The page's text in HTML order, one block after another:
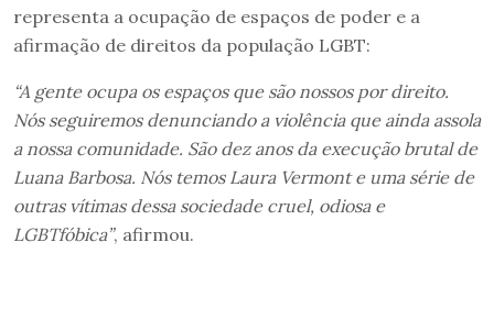
representa a ocupação de espaços de poder e a
afirmação de direitos da população LGBT:
“A gente ocupa os espaços que são nossos por direito.
Nós seguiremos denunciando a violência que ainda assola
a nossa comunidade. São dez anos da execução brutal de
Luana Barbosa. Nós temos Laura Vermont e uma série de
outras vítimas dessa sociedade cruel, odiosa e
LGBTfóbica”, afirmou.